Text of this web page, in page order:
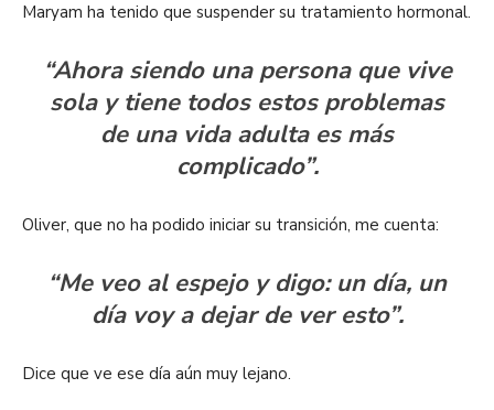
Maryam ha tenido que suspender su tratamiento hormonal.
“Ahora siendo una persona que vive
sola y tiene todos estos problemas
de una vida adulta es más
complicado”.
Oliver, que no ha podido iniciar su transición, me cuenta:
“Me veo al espejo y digo: un día, un
día voy a dejar de ver esto”.
Dice que ve ese día aún muy lejano.